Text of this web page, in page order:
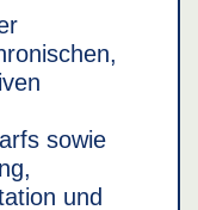
sowie
und